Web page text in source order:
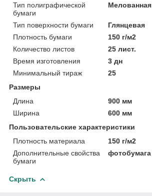
Тип полиграфической
бумаги
Мелованная
Тип поверхности бумаги
Глянцевая
Плотность бумаги
150 г/м2
Количество листов
25 лист.
Время изготовления
3 дн
Минимальный тираж
25
Размеры
Длина
900 мм
Ширина
600 мм
Пользовательские характеристики
Плотность материала
150 г/м2
Дополнительные свойства
бумаги
фотобумага
Скрыть